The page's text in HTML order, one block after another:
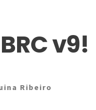
v9!
Ribeiro